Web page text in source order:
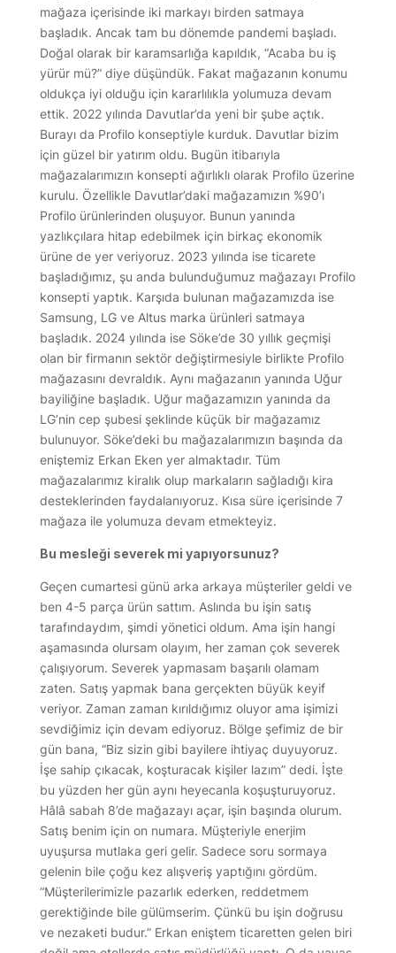
mağaza içerisinde iki markayı birden satmaya
başladık. Ancak tam bu dönemde pandemi başladı.
Doğal olarak bir karamsarlığa kapıldık, “Acaba bu iş
yürür mü?” diye düşündük. Fakat mağazanın konumu
oldukça iyi olduğu için kararlılıkla yolumuza devam
ettik. 2022 yılında Davutlar’da yeni bir şube açtık.
Burayı da Profilo konseptiyle kurduk. Davutlar bizim
için güzel bir yatırım oldu. Bugün itibarıyla
mağazalarımızın konsepti ağırlıklı olarak Profilo üzerine
kurulu. Özellikle Davutlar’daki mağazamızın %90’ı
Profilo ürünlerinden oluşuyor. Bunun yanında
yazlıkçılara hitap edebilmek için birkaç ekonomik
ürüne de yer veriyoruz. 2023 yılında ise ticarete
başladığımız, şu anda bulunduğumuz mağazayı Profilo
konsepti yaptık. Karşıda bulunan mağazamızda ise
Samsung, LG ve Altus marka ürünleri satmaya
başladık. 2024 yılında ise Söke’de 30 yıllık geçmişi
olan bir firmanın sektör değiştirmesiyle birlikte Profilo
mağazasını devraldık. Aynı mağazanın yanında Uğur
bayiliğine başladık. Uğur mağazamızın yanında da
LG’nin cep şubesi şeklinde küçük bir mağazamız
bulunuyor. Söke’deki bu mağazalarımızın başında da
eniştemiz Erkan Eken yer almaktadır. Tüm
mağazalarımız kiralık olup markaların sağladığı kira
desteklerinden faydalanıyoruz. Kısa süre içerisinde 7
mağaza ile yolumuza devam etmekteyiz.
Bu mesleği severek mi yapıyorsunuz?
Geçen cumartesi günü arka arkaya müşteriler geldi ve
ben 4-5 parça ürün sattım. Aslında bu işin satış
tarafındaydım, şimdi yönetici oldum. Ama işin hangi
aşamasında olursam olayım, her zaman çok severek
çalışıyorum. Severek yapmasam başarılı olamam
zaten. Satış yapmak bana gerçekten büyük keyif
veriyor. Zaman zaman kırıldığımız oluyor ama işimizi
sevdiğimiz için devam ediyoruz. Bölge şefimiz de bir
gün bana, “Biz sizin gibi bayilere ihtiyaç duyuyoruz.
İşe sahip çıkacak, koşturacak kişiler lazım” dedi. İşte
bu yüzden her gün aynı heyecanla koşuşturuyoruz.
Hâlâ sabah 8’de mağazayı açar, işin başında olurum.
Satış benim için on numara. Müşteriyle enerjim
uyuşursa mutlaka geri gelir. Sadece soru sormaya
gelenin bile çoğu kez alışveriş yaptığını gördüm.
“Müşterilerimizle pazarlık ederken, reddetmem
gerektiğinde bile gülümserim. Çünkü bu işin doğrusu
ve nezaketi budur.” Erkan eniştem ticaretten gelen biri